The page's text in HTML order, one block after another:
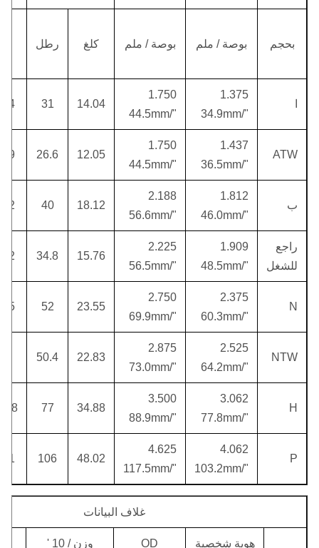
بحجم بوصة / ملم بوصة / ملم كلغ رطل
1.375
"/34.9mm
1.750
"/44.5mm
14.04
31
ATW
1.437
"/36.5mm
1.750
"/44.5mm
12.05
26.6
ب
1.812
"/46.0mm
2.188
"/56.6mm
18.12
40
راجع
للشغل
1.909
"/48.5mm
2.225
"/56.5mm
15.76
34.8
N
2.375
"/60.3mm
2.750
"/69.9mm
23.55
52
NTW
2.525
"/64.2mm
2.875
"/73.0mm
22.83
50.4
H
3.062
"/77.8mm
3.500
"/88.9mm
34.88
77
P
4.062
"/103.2mm
4.625
"/117.5mm
48.02
106
غلاف البيانات
هوية شخصية OD وزن / 10 '